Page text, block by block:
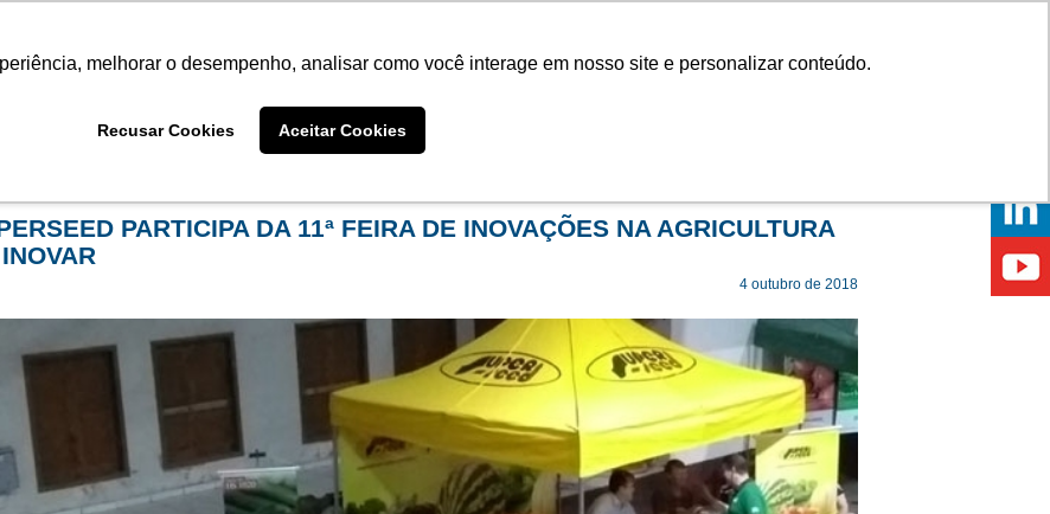
melhorar o desempenho, analisar como você interage em nosso site e personalizar conteúdo.
Recusar Cookies Aceitar Cookies
PARTICIPA DA 11ª FEIRA DE INOVAÇÕES NA AGRICULTURA
4 outubro de 2018